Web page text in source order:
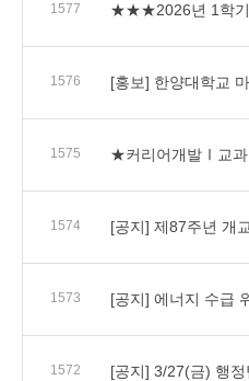
1577
1576
1575
1574
1573
1572